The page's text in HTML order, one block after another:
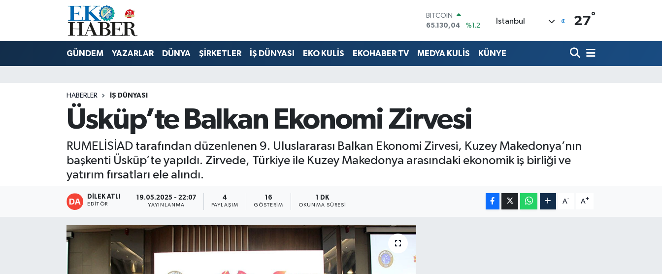
BITCOIN
65.130,04
%1.2
EURO
55,1652
%0.27
BİST100
13.773
%-19
İstanbul 27°
GÜNDEM YAZARLAR DÜNYA ŞİRKETLER İŞ DÜNYASI EKO KULİS EKOHABER TV MEDYA KULİS KÜNYE
HABERLER İŞ DÜNYASI
Üsküp’te Balkan Ekonomi Zirvesi
RUMELİSİAD tarafından düzenlenen 9. Uluslararası Balkan Ekonomi Zirvesi, Kuzey Makedonya’nın
başkenti Üsküp’te yapıldı. Zirvede, Türkiye ile Kuzey Makedonya arasındaki ekonomik iş birliği ve
yatırım fırsatları ele alındı.
DİLEK ATLI
EDITÖR
19.05.2025 - 22:07
YAYINLANMA
4
PAYLAŞIM
16
GÖSTERIM
1 DK
OKUNMA SÜRESI
A- A+
Hava Durumu
Son Dakika Haberleri
Haber Arşivi